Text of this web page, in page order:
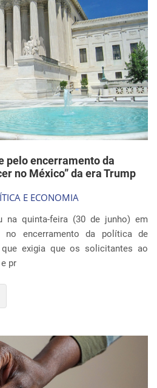
pelo encerramento da
no México” da era Trump
E ECONOMIA
na quinta-feira (30 de junho) em
no encerramento da política de
exigia que os solicitantes ao
pr